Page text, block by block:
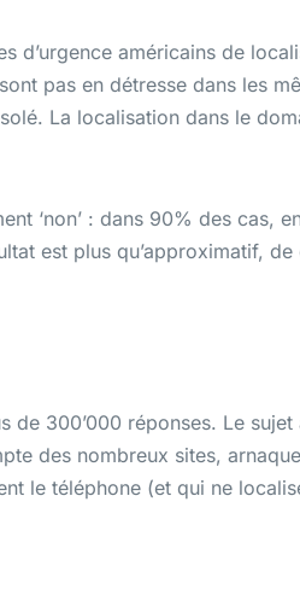
américains de
pas en détresse dans les
La localisation dans le
‘non’ : dans 90% des cas,
est plus qu’approximatif,
de 300’000 réponses. Le
des nombreux sites,
le téléphone (et qui ne